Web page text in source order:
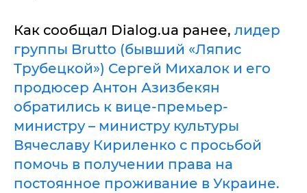
Как сообщал Dialog.ua ранее, лидер
группы Brutto (бывший «Ляпис
Трубецкой») Сергей Михалок и его
продюсер Антон Азизбекян
обратились к вице-премьер-
министру – министру культуры
Вячеславу Кириленко с просьбой
помочь в получении права на
постоянное проживание в Украине.